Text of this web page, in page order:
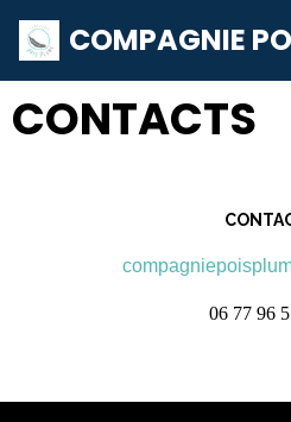
COMPAGNIE
CONTACTS
06 77 96